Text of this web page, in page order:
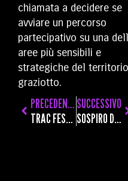
chiamata a decidere se
avviare un percorso
partecipativo su una
aree più sensibili e
strategiche del territorio
graziotto.
PRECEDENTE
TRAC FESTIVAL: CIRCO, TEATRO, ANTEPRIME NAZIONALI, DUE TENDONI IN PIAZZA EUROPA E AL PIN PER LA TERZA EDIZIONE
SUCCESSIVO
SOSPIRO DI SOLLIEVO A LUNI: RITROVATO DOPO UN GIORNO DI RICERCHE L’UOMO CHE SI ERA ALLONTANATO DA CASA